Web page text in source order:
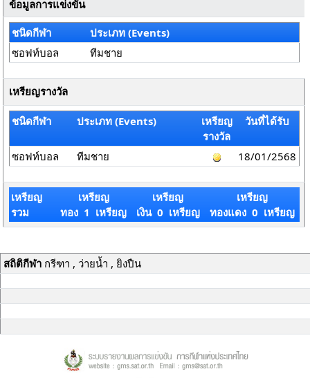
ข้อมูลการแข่งขัน
ชนิดกีฬา
ประเภท (Events)
ซอฟท์บอล
ทีมชาย
เหรียญรางวัล
ชนิดกีฬา ประเภท (Events)
เหรียญ
รางวัล
วันที่ได้รับ
ซอฟท์บอล ทีมชาย 18/01/2568
เหรียญ
รวม
เหรียญ
ทอง 1 เหรียญ
เหรียญ
เงิน 0 เหรียญ
เหรียญ
ทองแดง 0 เหรียญ
สถิติกีฬากรีฑา , ว่ายน้ำ , ยิงปืน